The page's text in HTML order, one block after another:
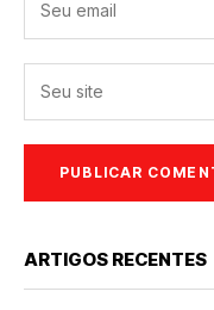
ARTIGOS RECENTES